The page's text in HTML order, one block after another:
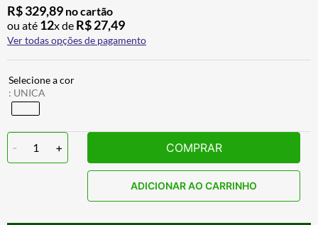
R$329,89 no cartão
ou até 12x de R$27,49
Ver todas opções de pagamento
: UNICA
- 1 + COMPRAR
ADICIONAR AO CARRINHO